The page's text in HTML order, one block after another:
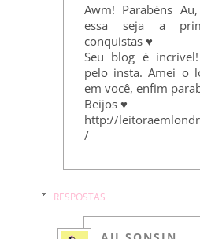
Awm! Parabéns
essa seja a
conquistas ♥
Seu blog é
pelo insta. Amei o
em você, enfim
Beijos ♥
http://
/
RESPOSTAS